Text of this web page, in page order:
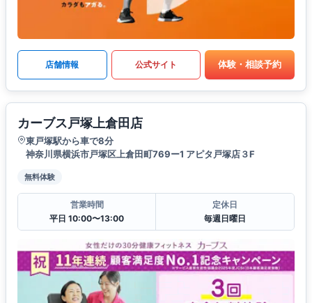
店舗情報 公式サイト 体験・相談予約
カーブス戸塚上倉田店
東戸塚駅から車で8分
神奈川県横浜市戸塚区上倉田町769ー1 アピタ戸塚店３F
無料体験
営業時間
平日 10:00〜13:00
定休日
毎週日曜日